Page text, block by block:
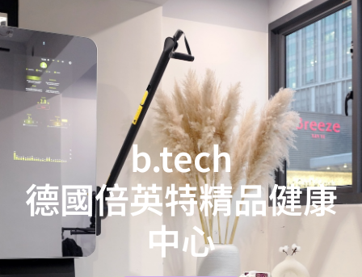
b.tech
德國倍英特精品健康
中心